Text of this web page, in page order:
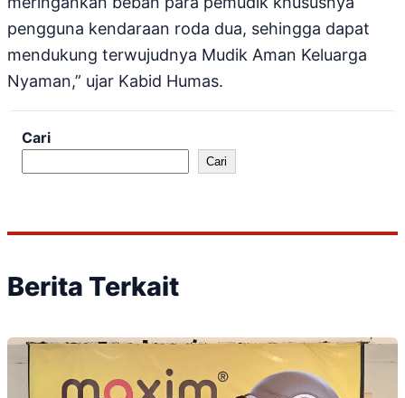
pengguna kendaraan roda dua, sehingga dapat
mendukung terwujudnya Mudik Aman Keluarga
Nyaman,” ujar Kabid Humas.
Cari
Cari
Berita Terkait